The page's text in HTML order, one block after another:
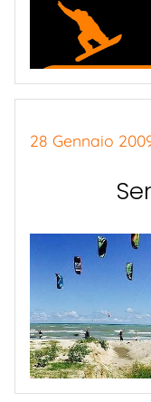
28 Gennaio